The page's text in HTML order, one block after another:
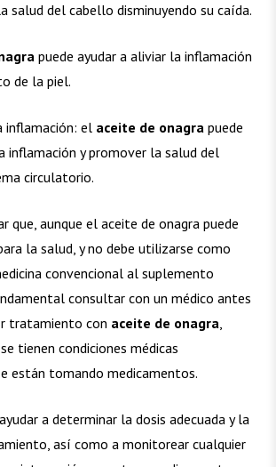
salud del cabello disminuyendo su caída.
puede ayudar a aliviar la inflamación
de la piel.
inflamación: el aceite de onagra puede
inflamación y promover la salud del
circulatorio.
que, aunque el aceite de onagra puede
la salud, y no debe utilizarse como
convencional al suplemento
consultar con un médico antes
tratamiento con aceite de onagra,
tienen condiciones médicas
están tomando medicamentos.
a determinar la dosis adecuada y la
así como a monitorear cualquier